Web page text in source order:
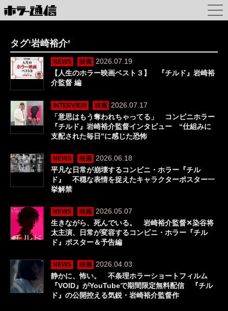
タグ‘岩崎裕介’
NEWS 映画
2026.07.19
【人生のホラー映画ベスト３】 『チルド』岩崎裕
介監督 編
INTERVIEW 映画
2026.07.17
「意思はもう奪われちゃってる」 コンビニホラー
『チルド』岩崎裕介監督インタビュー “仕組みに
支配された毎日”に感じた恐怖
NEWS 映画
2026.06.18
平凡な日常が崩壊するコンビニ・ホラー『チル
ド』 不穏な表情を捉えたキャラクターポスター一
挙解禁
NEWS 映画
2026.05.07
生きながら、死んでいる。 岩崎裕介監督✕染谷将
太主演、日常が変容するコンビニ・ホラー『チル
ド』ポスター＆予告編
NEWS 映画
2026.04.03
静かに、怖い。 不条理ホラーショートフィルム
『VOID』がYouTubeで期間限定無料配信 『チル
ド』の公開控える気鋭・岩崎裕介監督作